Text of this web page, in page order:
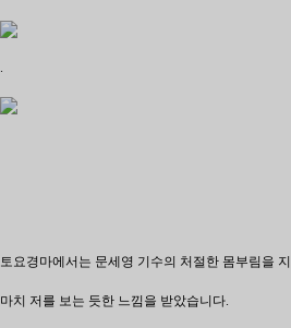
.
토요경마에서는 문세영 기수의 처절한 몸부림을
마치 저를 보는 듯한 느낌을 받았습니다.